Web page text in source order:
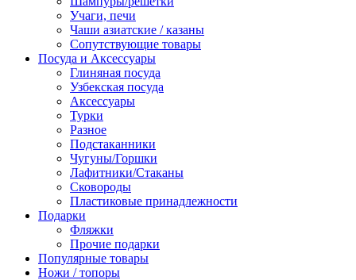
Учаги, печи
Чаши азиатские / казаны
Сопутствующие товары
Посуда и Аксессуары
Глиняная посуда
Узбекская посуда
Аксессуары
Турки
Разное
Подстаканники
Чугуны/Горшки
Лафитники/Стаканы
Сковороды
Пластиковые принадлежности
Подарки
Фляжки
Прочие подарки
Популярные товары
Ножи / топоры